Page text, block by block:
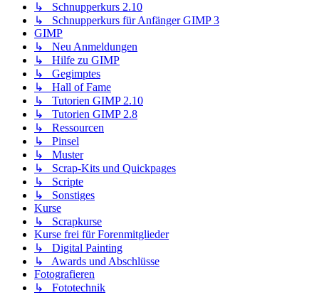
↳ Schnupperkurs 2.10
↳ Schnupperkurs für Anfänger GIMP 3
GIMP
↳ Neu Anmeldungen
↳ Hilfe zu GIMP
↳ Gegimptes
↳ Hall of Fame
↳ Tutorien GIMP 2.10
↳ Tutorien GIMP 2.8
↳ Ressourcen
↳ Pinsel
↳ Muster
↳ Scrap-Kits und Quickpages
↳ Scripte
↳ Sonstiges
Kurse
↳ Scrapkurse
Kurse frei für Forenmitglieder
↳ Digital Painting
↳ Awards und Abschlüsse
Fotografieren
↳ Fototechnik